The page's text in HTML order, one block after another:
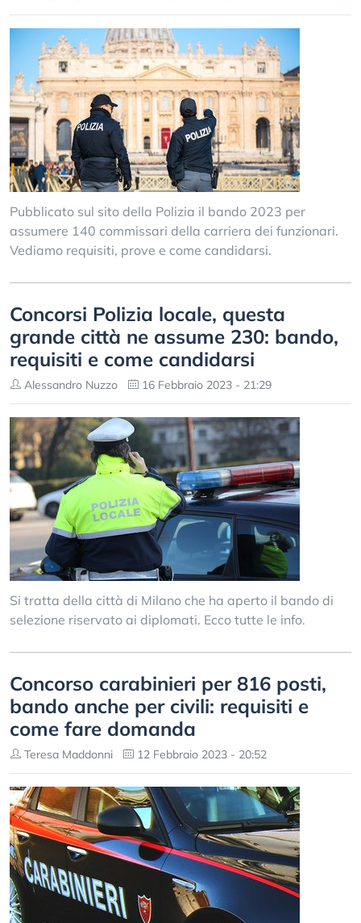
Pubblicato sul sito della Polizia il bando 2023 per
assumere 140 commissari della carriera dei funzionari.
Vediamo requisiti, prove e come candidarsi.
Concorsi Polizia locale, questa
grande città ne assume 230: bando,
requisiti e come candidarsi
Alessandro Nuzzo 16 Febbraio 2023 - 21:29
Si tratta della città di Milano che ha aperto il bando di
selezione riservato ai diplomati. Ecco tutte le info.
Concorso carabinieri per 816 posti,
bando anche per civili: requisiti e
come fare domanda
Teresa Maddonni 12 Febbraio 2023 - 20:52